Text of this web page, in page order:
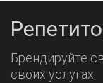
Брендируйте
своих услугах.